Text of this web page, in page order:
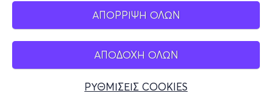
ΑΠΟΡΡΙΨΗ ΟΛΩΝ
ΑΠΟΔΟΧΗ ΟΛΩΝ
ΡΥΘΜΙΣΕΙΣ COOKIES